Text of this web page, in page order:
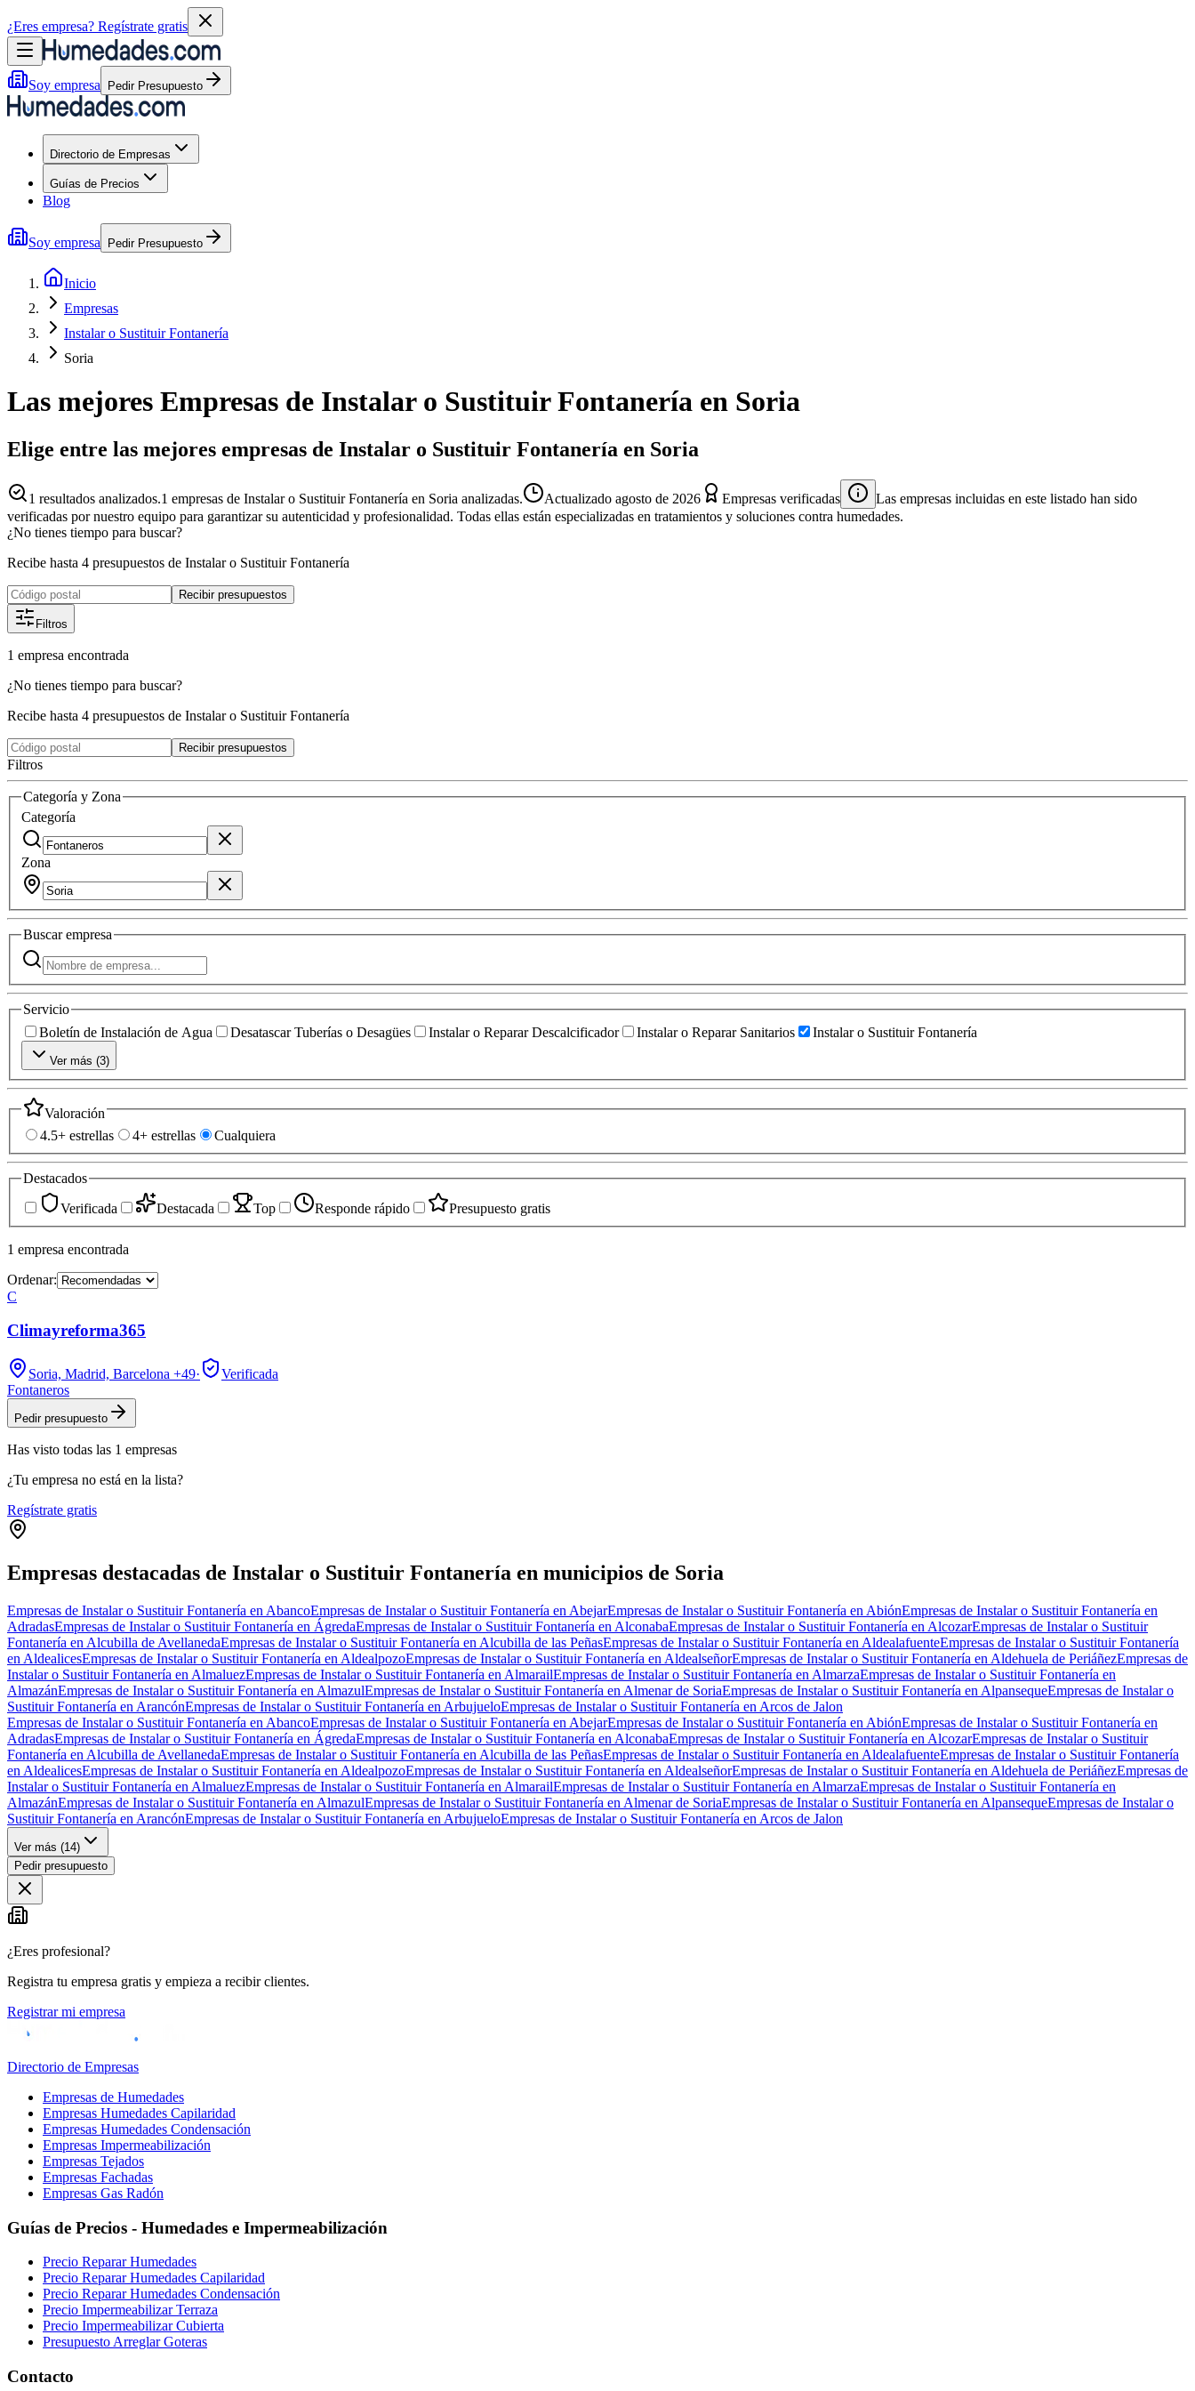
¿Eres empresa? Regístrate gratis
Soy empresa Pedir Presupuesto
Directorio de Empresas
Guías de Precios
Blog
Soy empresa Pedir Presupuesto
Inicio
Empresas
Instalar o Sustituir Fontanería
Soria
Las mejores Empresas de Instalar o Sustituir Fontanería en Soria
Elige entre las mejores empresas de Instalar o Sustituir Fontanería en Soria
1 resultados analizados.1 empresas de Instalar o Sustituir Fontanería en Soria analizadas. Actualizado agosto de 2026 Empresas verificadas
Las empresas incluidas en este listado han sido
verificadas por nuestro equipo para garantizar su autenticidad y profesionalidad. Todas ellas están especializadas en tratamientos y soluciones contra humedades.
¿No tienes tiempo para buscar?
Recibe hasta 4 presupuestos de Instalar o Sustituir Fontanería
Recibir presupuestos
Filtros
1 empresa encontrada
¿No tienes tiempo para buscar?
Recibe hasta 4 presupuestos de Instalar o Sustituir Fontanería
Recibir presupuestos
Filtros
Categoría y Zona
Categoría
Zona
Buscarempresa
Servicio
Boletín de Instalación de Agua
Desatascar Tuberías o Desagües Instalar o Reparar Descalcificador Instalar o Reparar Sanitarios Instalar o Sustituir Fontanería
Ver más (3)
Valoración
4.5+ estrellas
4+ estrellas Cualquiera
Destacados
Verificada
Destacada Top Responde rápido Presupuesto gratis
1 empresa encontrada
Ordenar:
C
Climayreforma365
Soria, Madrid, Barcelona +49·
Verificada
Fontaneros
Pedir presupuesto
Has visto todas las 1 empresas
¿Tu empresa no está en la lista?
Regístrate gratis
Empresas destacadas de Instalar o Sustituir Fontanería en municipios de Soria
Empresas de Instalar o Sustituir Fontanería en AbancoEmpresas de Instalar o Sustituir Fontanería en AbejarEmpresas de Instalar o Sustituir Fontanería en AbiónEmpresas de Instalar o Sustituir Fontanería en
AdradasEmpresas de Instalar o Sustituir Fontanería en ÁgredaEmpresas de Instalar o Sustituir Fontanería en AlconabaEmpresas de Instalar o Sustituir Fontanería en AlcozarEmpresas de Instalar o Sustituir
Fontanería en Alcubilla de AvellanedaEmpresas de Instalar o Sustituir Fontanería en Alcubilla de las PeñasEmpresas de Instalar o Sustituir Fontanería en AldealafuenteEmpresas de Instalar o Sustituir Fontanería
en AldealicesEmpresas de Instalar o Sustituir Fontanería en AldealpozoEmpresas de Instalar o Sustituir Fontanería en AldealseñorEmpresas de Instalar o Sustituir Fontanería en Aldehuela de PeriáñezEmpresas de
Instalar o Sustituir Fontanería en AlmaluezEmpresas de Instalar o Sustituir Fontanería en AlmarailEmpresas de Instalar o Sustituir Fontanería en AlmarzaEmpresas de Instalar o Sustituir Fontanería en
AlmazánEmpresas de Instalar o Sustituir Fontanería en AlmazulEmpresas de Instalar o Sustituir Fontanería en Almenar de SoriaEmpresas de Instalar o Sustituir Fontanería en AlpansequeEmpresas de Instalar o
Sustituir Fontanería en ArancónEmpresas de Instalar o Sustituir Fontanería en ArbujueloEmpresas de Instalar o Sustituir Fontanería en Arcos de Jalon
Empresas de Instalar o Sustituir Fontanería en AbancoEmpresas de Instalar o Sustituir Fontanería en AbejarEmpresas de Instalar o Sustituir Fontanería en AbiónEmpresas de Instalar o Sustituir Fontanería en
AdradasEmpresas de Instalar o Sustituir Fontanería en ÁgredaEmpresas de Instalar o Sustituir Fontanería en AlconabaEmpresas de Instalar o Sustituir Fontanería en AlcozarEmpresas de Instalar o Sustituir
Fontanería en Alcubilla de AvellanedaEmpresas de Instalar o Sustituir Fontanería en Alcubilla de las PeñasEmpresas de Instalar o Sustituir Fontanería en AldealafuenteEmpresas de Instalar o Sustituir Fontanería
en AldealicesEmpresas de Instalar o Sustituir Fontanería en AldealpozoEmpresas de Instalar o Sustituir Fontanería en AldealseñorEmpresas de Instalar o Sustituir Fontanería en Aldehuela de PeriáñezEmpresas de
Instalar o Sustituir Fontanería en AlmaluezEmpresas de Instalar o Sustituir Fontanería en AlmarailEmpresas de Instalar o Sustituir Fontanería en AlmarzaEmpresas de Instalar o Sustituir Fontanería en
AlmazánEmpresas de Instalar o Sustituir Fontanería en AlmazulEmpresas de Instalar o Sustituir Fontanería en Almenar de SoriaEmpresas de Instalar o Sustituir Fontanería en AlpansequeEmpresas de Instalar o
Sustituir Fontanería en ArancónEmpresas de Instalar o Sustituir Fontanería en ArbujueloEmpresas de Instalar o Sustituir Fontanería en Arcos de Jalon
Ver más (14)
Pedir presupuesto
¿Eres profesional?
Registra tu empresa gratis y empieza a recibir clientes.
Registrar mi empresa
Directorio de Empresas
Empresas de Humedades
Empresas Humedades Capilaridad
Empresas Humedades Condensación
Empresas Impermeabilización
Empresas Tejados
Empresas Fachadas
Empresas Gas Radón
Guías de Precios - Humedades e Impermeabilización
Precio Reparar Humedades
Precio Reparar Humedades Capilaridad
Precio Reparar Humedades Condensación
Precio Impermeabilizar Terraza
Precio Impermeabilizar Cubierta
Presupuesto Arreglar Goteras
Contacto